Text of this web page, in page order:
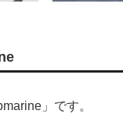
」です。